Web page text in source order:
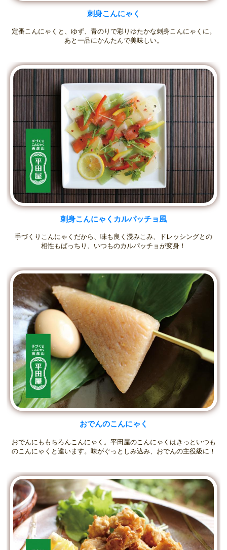
刺身こんにゃく
定番こんにゃくと、ゆず、青のりで彩りゆたかな刺身こんにゃくに。
あと一品にかんたんで美味しい。
刺身こんにゃくカルパッチョ風
手づくりこんにゃくだから、味も良く浸みこみ、ドレッシングとの
相性もばっちり、いつものカルパッチョが変身！
おでんのこんにゃく
おでんにももちろんこんにゃく。平田屋のこんにゃくはきっといつも
のこんにゃくと違います。味がぐっとしみ込み、おでんの主役級に！